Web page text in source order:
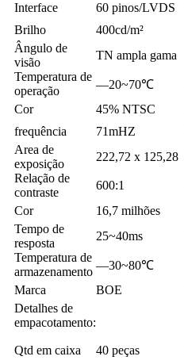
Interface
60 pinos/LVDS
Brilho
400cd/m²
Ângulo de
visão
TN ampla gama
Temperatura de
operação
—20~70℃
Cor
45% NTSC
frequência
71mHZ
Area de
exposição
222,72 x 125,28
Relação de
contraste
600:1
Cor
16,7 milhões
Tempo de
resposta
25~40ms
Temperatura de
armazenamento —30~80℃
Marca
BOE
Detalhes de
empacotamento:
Qtd em caixa 40 peças